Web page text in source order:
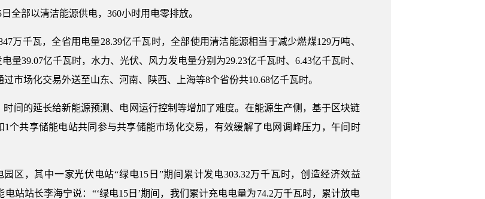
全部以清洁能源供电，360小时用电零排放。
万千瓦，全省用电量28.39亿千瓦时，全部使用清洁能源相当于减少燃煤129万吨、
量39.07亿千瓦时，水力、光伏、风力发电量分别为29.23亿千瓦时、6.43亿千瓦时、
市场化交易外送至山东、河南、陕西、上海等8个省份共10.68亿千瓦时。
时间的延长给新能源预测、电网运行控制等增加了难度。在能源生产侧，基于区块链
个共享储能电站共同参与共享储能市场化交易，有效缓解了电网调峰压力，午间时
区，其中一家光伏电站“绿电15日”期间累计发电303.32万千瓦时，创造经济效益
站站长李海宁说：“‘绿电15日’期间，我们累计充电电量为74.2万千瓦时，累计放电